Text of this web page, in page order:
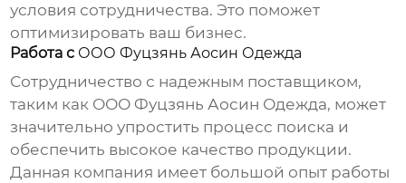
условия сотрудничества. Это поможет
оптимизировать ваш бизнес.
Работа с ООО Фуцзянь Аосин Одежда
Сотрудничество с надежным поставщиком,
таким как ООО Фуцзянь Аосин Одежда, может
значительно упростить процесс поиска и
обеспечить высокое качество продукции.
Данная компания имеет большой опыт работы